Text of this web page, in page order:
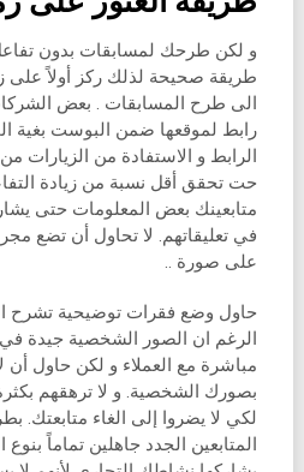
و لكن طرحك لمسابقات بدون
طريقة صحيحة لذلك ركز أولاً على
الى طرح المسابقات . بعض
رابط لموقعها ضمن البوست بغية
الرابط و الاستفادة من الزيارات
حت تحقق أقل نسبة من زيادة
متابعينك بعض المعلومات حتى
في تعليقاتهم. لا تحاول أن تضع
على صورة ..
حاول وضع فقرات توضيحية تشرح
الرغم ان الصور الشخصية جيدة في
مباشرة مع العملاء و لكن حاول أن
بصورك الشخصية. و لا ترهقهم
لكي لا يضروا إلى الغاء متابعتك.
المتابعين الجدد جاهلين تماماً